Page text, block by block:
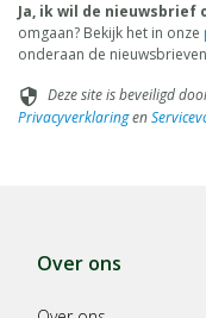
Ja, ik wil de nieuwsbrief
omgaan? Bekijk het in onze
onderaan de
security Deze site is beveiligd
Privacyverklaringen
Over ons